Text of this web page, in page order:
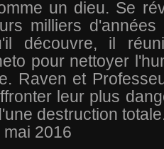
un dieu. Se
milliers d'années
découvre, il
pour nettoyer
Raven et
leur plus
destruction
mai 2016